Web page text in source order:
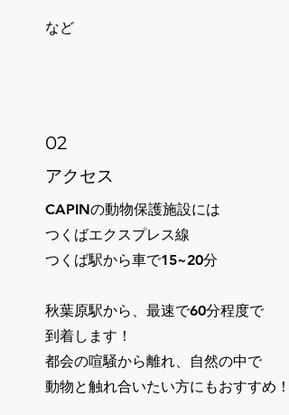
​など
02
アクセス
CAPINの動物保護施設には
つくばエクスプレス線
つくば駅から車で15~20分
秋葉原駅から、最速で60分程度で
到着します！
都会の喧騒から離れ、自然の中で
​動物と触れ合いたい方にもおすすめ！